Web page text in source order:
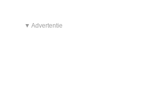
▼ Advertentie